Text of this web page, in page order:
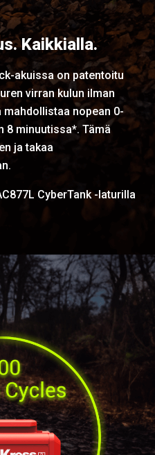
Kaikkialla.
akuissa on patentoitu
virran kulun ilman
nopean 0-
8 minuutissa*. Tämä
ja takaa
CyberTank -laturilla